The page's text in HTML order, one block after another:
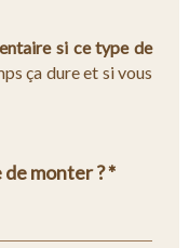
si ce type de
ça dure et si vous
monter ? *